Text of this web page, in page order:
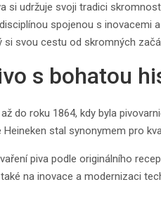
si udržuje svoji tradici
spojenou s inovacemi
si svou cestu od skromných
s bohatou
do roku 1864, kdy byla
stal synonymem pro
piva podle originálního
na inovace a modernizaci